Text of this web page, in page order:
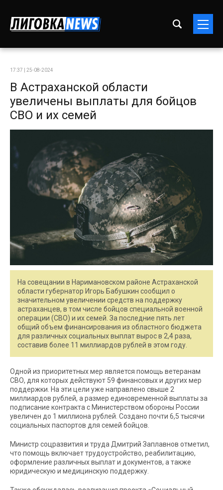
17:37 | 25-08-2024
В Астраханской области
увеличены выплаты для бойцов
СВО и их семей
На совещании в Наримановском районе Астраханской
области губернатор Игорь Бабушкин сообщил о
значительном увеличении средств на поддержку
астраханцев, в том числе бойцов специальной военной
операции (СВО) и их семей. За последние пять лет
общий объем финансирования из областного бюджета
для различных социальных выплат вырос в 2,4 раза,
составив более 11 миллиардов рублей в этом году.
Одной из приоритетных мер является помощь ветеранам
СВО, для которых действуют 59 финансовых и других мер
поддержки. На эти цели уже направлено свыше 2
миллиардов рублей, а размер единовременной выплаты за
подписание контракта с Министерством обороны России
увеличен до 1 миллиона рублей. Создано почти 6,5 тысячи
социальных паспортов для семей бойцов.
Министр соцразвития и труда Дмитрий Заплавнов отметил,
что помощь включает трудоустройство, реабилитацию,
оформление различных выплат и документов, а также
юридическую и медицинскую поддержку.